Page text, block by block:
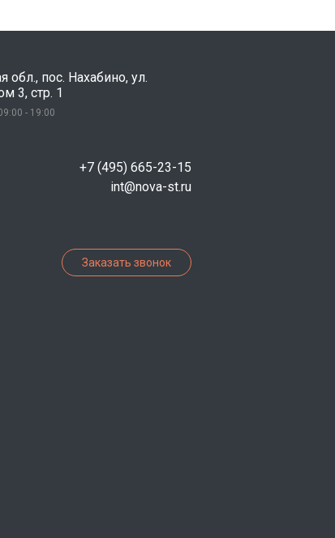
обл., пос. Нахабино, ул.
3, стр. 1
- 19:00
+7 (495) 665-23-15
int@nova-st.ru
Заказать звонок